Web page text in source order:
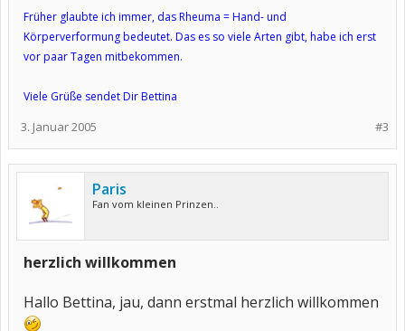
Früher glaubte ich immer, das Rheuma = Hand- und
Körperverformung bedeutet. Das es so viele Arten gibt, habe ich erst
vor paar Tagen mitbekommen.
Viele Grüße sendet Dir Bettina
#3
3. Januar 2005
Paris
Fan vom kleinen Prinzen..
herzlich willkommen
Hallo Bettina, jau, dann erstmal herzlich willkommen